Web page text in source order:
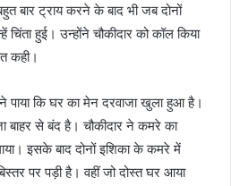
बार ट्राय करने के बाद भी जब दोनों
चिंता हुई। उन्होंने चौकीदार को कॉल किया
कही।
पाया कि घर का मेन दरवाजा खुला हुआ है।
बाहर से बंद है। चौकीदार ने कमरे का
इसके बाद दोनों इशिका के कमरे में
पर पड़ी है। वहीं जो दोस्त घर आया